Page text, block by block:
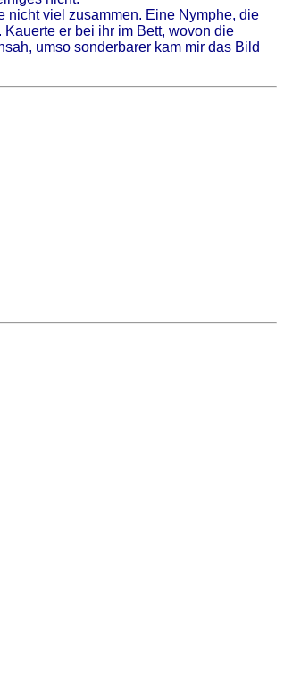
nicht viel zusammen. Eine Nymphe, die
er bei ihr im Bett, wovon die
umso sonderbarer kam mir das Bild